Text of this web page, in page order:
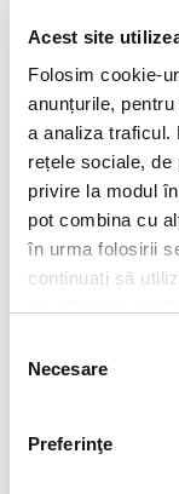
Acest site
Folosim cookie-
anunțurile,
a analiza traficul.
rețele sociale,
privire la modul
pot combina cu
în urma folosirii
continuați să
consimțământului
Necesare
Preferinţe
Asistența
obțineți
Obțineți suport